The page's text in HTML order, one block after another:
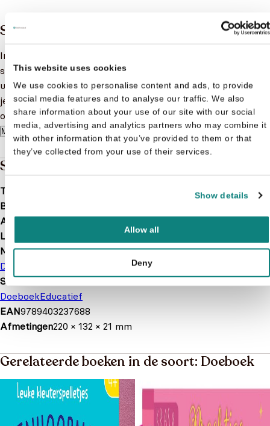
This website uses cookies
We use cookies to personalise content and ads, to provide
social media features and to analyse our traffic. We also
share information about your use of our site with our social
media, advertising and analytics partners who may combine it
with other information that you’ve provided to them or that
they’ve collected from your use of their services.
Show details
Allow all
Deny
Samenvatting
In dit spelletjesblok met viltstift vind je allemaal leuke
schrijfspelletjes in het thema eenhoorns. Door de
uitwisbare pagina's kun je de spelletjes zo vaak spelen als
je maar wilt. En door het handige formaat neem je dit boek
overal mee naartoe!
Meer lezen
Specificaties
Taal
Bindwijze
Aantal pagina's
Leeftijd
Merk
De Ballon
Soort boek
DoeboekEducatief
EAN9789403237688
Afmetingen220 × 132 × 21 mm
Gerelateerde boeken in de soort: Doeboek